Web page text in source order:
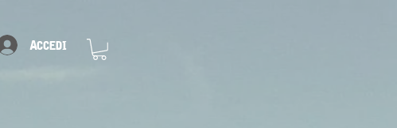
Accedi